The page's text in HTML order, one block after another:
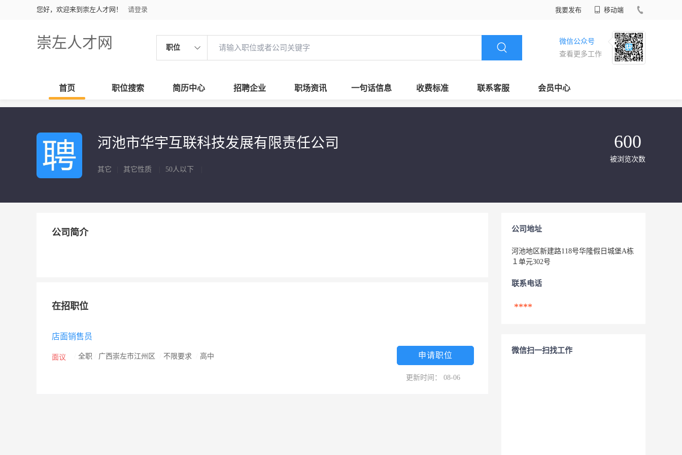
您好，欢迎来到崇左人才网！ 请登录 我要发布 移动端
崇左人才网 职位
微信公众号
查看更多工作
首页 职位搜索 简历中心 招聘企业 职场资讯 一句话信息 收费标准 联系客服 会员中心
河池市华宇互联科技发展有限责任公司
其它 其它性质 50人以下
600
被浏览次数
公司简介
在招职位
店面销售员
面议 全职 广西崇左市江州区 不限要求 高中 申请职位
更新时间： 08-06
公司地址
河池地区新建路118号华隆假日城堡A栋
１单元302号
联系电话
****
微信扫一扫找工作